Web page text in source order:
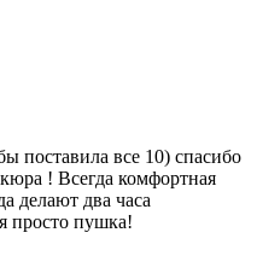
поставила все 10) спасибо
! Всегда комфортная
делают два часа
просто пушка!